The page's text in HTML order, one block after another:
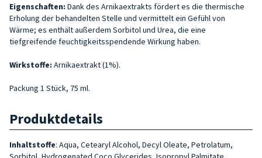
Eigenschaften: Dank des Arnikaextrakts fördert es die thermische
Erholung der behandelten Stelle und vermittelt ein Gefühl von
Wärme; es enthält außerdem Sorbitol und Urea, die eine
tiefgreifende feuchtigkeitsspendende Wirkung haben.
Wirkstoffe: Arnikaextrakt (1%).
Packung 1 Stück, 75 ml.
Produktdetails
Inhaltstoffe: Aqua, Cetearyl Alcohol, Decyl Oleate, Petrolatum,